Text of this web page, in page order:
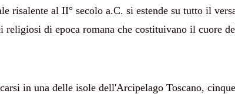
risalente al II° secolo a.C. si estende su tutto il
religiosi di epoca romana che costituivano il
in una delle isole dell'Arcipelago Toscano,